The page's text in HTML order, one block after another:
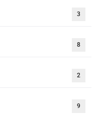
3
8
2
9